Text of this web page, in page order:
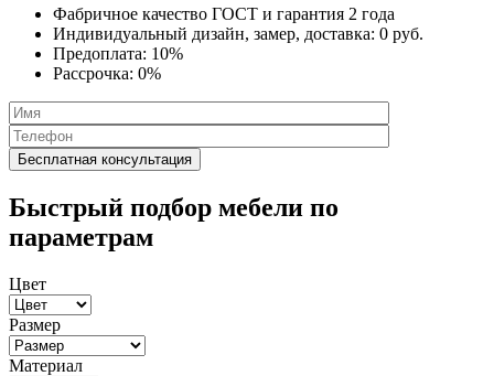
Фабричное качество ГОСТ и гарантия 2 года
Индивидуальный дизайн, замер, доставка: 0 руб.
Предоплата: 10%
Рассрочка: 0%
Быстрый подбор мебели по
параметрам
Цвет
Размер
Материал